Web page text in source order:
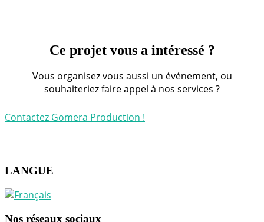
Ce projet vous a intéressé ?
Vous organisez vous aussi un événement, ou
souhaiteriez faire appel à nos services ?
Contactez Gomera Production !
LANGUE
Nos réseaux sociaux